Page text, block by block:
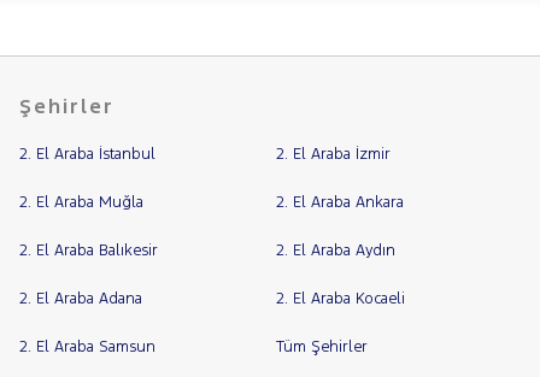
Şehirler
2. El Araba İstanbul 2. El Araba İzmir
2. El Araba Muğla 2. El Araba Ankara
2. El Araba Balıkesir 2. El Araba Aydın
2. El Araba Adana 2. El Araba Kocaeli
2. El Araba Samsun Tüm Şehirler